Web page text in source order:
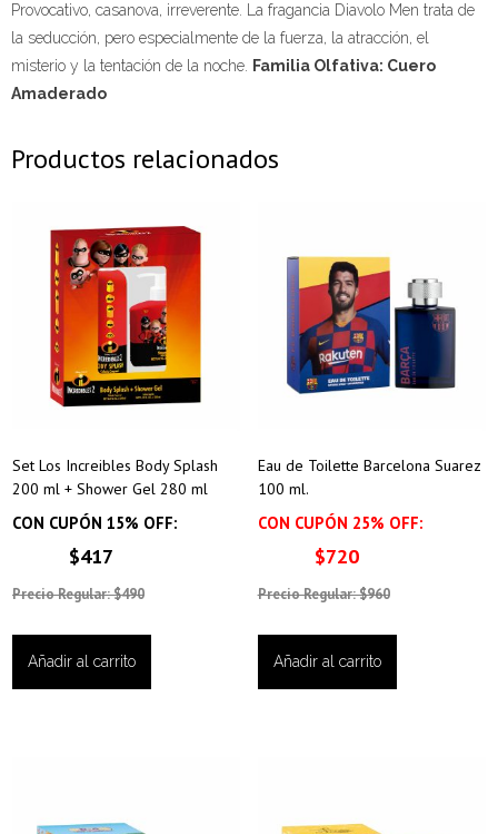
Provocativo, casanova, irreverente. La fragancia Diavolo Men trata de
la seducción, pero especialmente de la fuerza, la atracción, el
misterio y la tentación de la noche. Familia Olfativa: Cuero
Amaderado
Productos relacionados
Set Los Increibles Body Splash
200 ml + Shower Gel 280 ml
CON CUPÓN 15% OFF:
$417
Precio Regular: $490
Añadir al carrito
Eau de Toilette Barcelona Suarez
100 ml.
CON CUPÓN 25% OFF:
$720
Precio Regular: $960
Añadir al carrito